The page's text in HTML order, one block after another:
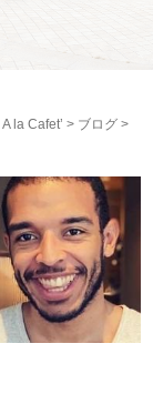
A la Cafet’ > ブログ >